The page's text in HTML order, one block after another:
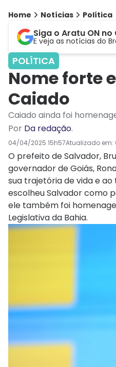
Home Notícias Política
Siga o Aratu ON no
E veja as notícias do
POLÍTICA
Nome forte
Caiado
Caiado ainda foi
Por Da redação.
04/04/2025 15h57Atualizado em:
O prefeito de Salvador,
governador de Goiás,
sua trajetória de vida e
escolheu Salvador como
ele também foi
Legislativa da Bahia.